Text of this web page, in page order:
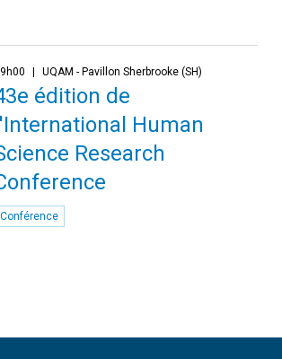
UQAM - Pavillon Sherbrooke (SH)
édition de
l'International Human
Research
Conférence